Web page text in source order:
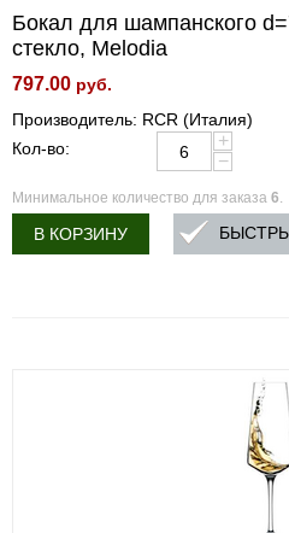
Бокал для шампанского
стекло, Melodia
797.00 руб.
Производитель: RCR (Италия)
Кол-во:
+
−
Минимальное количество для заказа 6.
В КОРЗИНУ